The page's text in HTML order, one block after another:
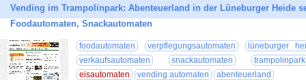
Vending im Trampolinpark: Abenteuerland in der Lüneburger Heide
Foodautomaten, Snackautomaten
foodautomaten verpflegungsautomaten
lüneburger
verkaufsautomaten
snackautomaten
trampolinpark
eisautomaten
vending automaten
abenteuerland